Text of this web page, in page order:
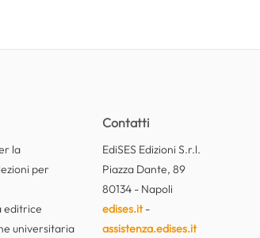
la
per
editrice
universitaria
Contatti
EdiSES Edizioni S.r.l.
Piazza Dante, 89
80134 - Napoli
edises.it-
assistenza.edises.it